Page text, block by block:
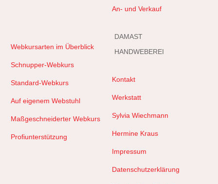
An- und Verkauf
Webkursarten im Überblick
Schnupper-Webkurs
Standard-Webkurs
Auf eigenem Webstuhl
Maßgeschneiderter Webkurs
Profiunterstützung
DAMAST
HANDWEBEREI
Kontakt
Werkstatt
Sylvia Wiechmann
Hermine Kraus
Impressum
Datenschutzerklärung